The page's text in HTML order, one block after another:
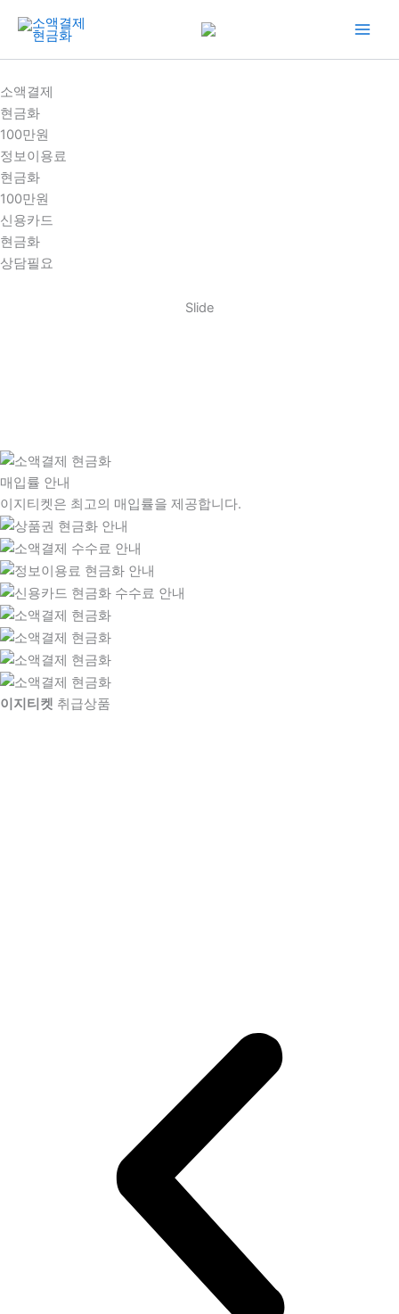
건
너
뛰
기
소액결제
현금화
100만원
정보이용료
현금화
100만원
신용카드
현금화
상담필요
Slide
매입률 안내
이지티켓은 최고의 매입률을 제공합니다.
이지티켓 취급상품